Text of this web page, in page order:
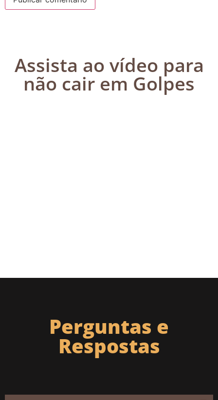
Assista ao vídeo para
não cair em Golpes
Perguntas e
Respostas